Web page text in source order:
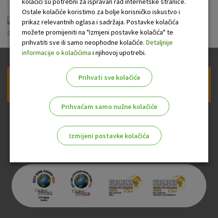
opce_informacije_o_stambenom_kreditu_u_eurima.pdf
Prijava na newsletter OTP banke
Ostale kolačiće koristimo za bolje korisničko iskustvo i
prikaz relevantnih oglasa i sadržaja. Postavke kolačića
možete promijeniti na "Izmjeni postavke kolačića" te
prihvatiti sve ili samo neophodne kolačiće. Detaljnije
informacije o kolačićima i njihovoj upotrebi.
Prihvati sve kolačiće
Prihvaćam samo nužne kolačiće
Izmijeni postavke kolačića